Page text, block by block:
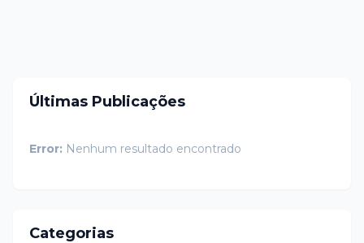
Últimas Publicações
Error: Nenhum resultado encontrado
Categorias